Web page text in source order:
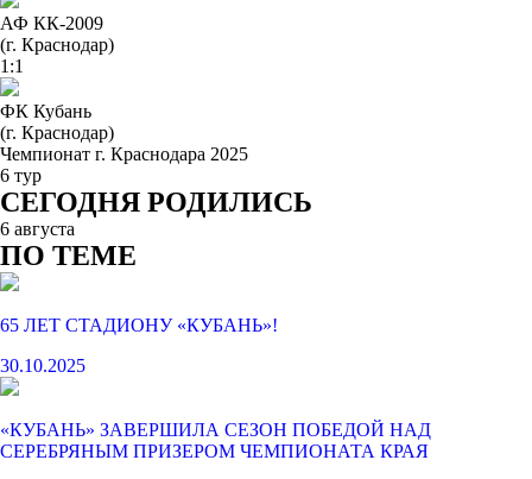
АФ КК-2009
(г. Краснодар)
1:1
ФК Кубань
(г. Краснодар)
Чемпионат г. Краснодара 2025
6 тур
СЕГОДНЯ РОДИЛИСЬ
6 августа
ПО ТЕМЕ
65 ЛЕТ СТАДИОНУ «КУБАНЬ»!
30.10.2025
«КУБАНЬ» ЗАВЕРШИЛА СЕЗОН ПОБЕДОЙ НАД
СЕРЕБРЯНЫМ ПРИЗЕРОМ ЧЕМПИОНАТА КРАЯ